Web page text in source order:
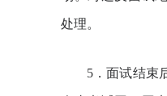
处理。
5 ．面试结束